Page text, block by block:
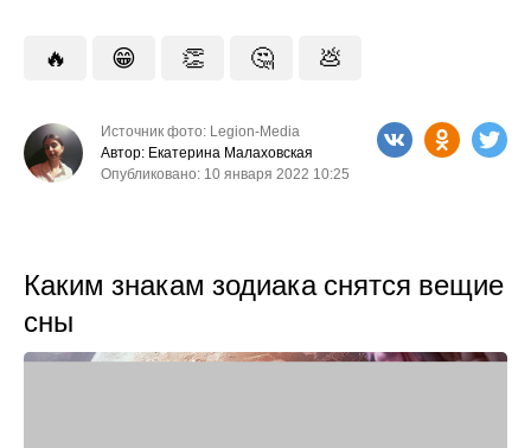
🔥 😁 👏 🤔 💩
Источник фото: Legion-Media
Автор: Екатерина Малаховская
Опубликовано: 10 января 2022 10:25
Каким знакам зодиака снятся вещие
сны